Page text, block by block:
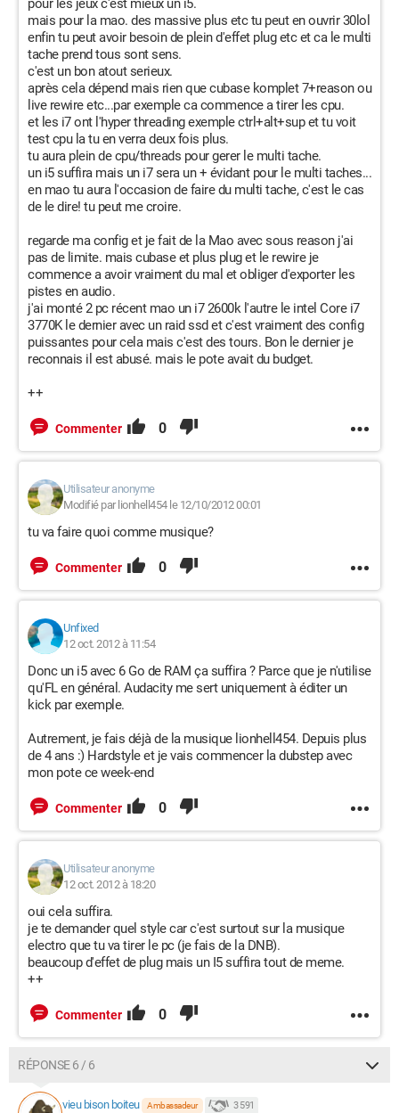
pour les jeux c'est mieux un i5.
mais pour la mao. des massive plus etc tu peut en ouvrir 30lol
enfin tu peut avoir besoin de plein d'effet plug etc et ca le multi
tache prend tous sont sens.
c'est un bon atout serieux.
après cela dépend mais rien que cubase komplet 7+reason ou
live rewire etc...par exemple ca commence a tirer les cpu.
et les i7 ont l'hyper threading exemple ctrl+alt+sup et tu voit
test cpu la tu en verra deux fois plus.
tu aura plein de cpu/threads pour gerer le multi tache.
un i5 suffira mais un i7 sera un + évidant pour le multi taches...
en mao tu aura l'occasion de faire du multi tache, c'est le cas
de le dire! tu peut me croire.
regarde ma config et je fait de la Mao avec sous reason j'ai
pas de limite. mais cubase et plus plug et le rewire je
commence a avoir vraiment du mal et obliger d'exporter les
pistes en audio.
j'ai monté 2 pc récent mao un i7 2600k l'autre le intel Core i7
3770K le dernier avec un raid ssd et c'est vraiment des config
puissantes pour cela mais c'est des tours. Bon le dernier je
reconnais il est abusé. mais le pote avait du budget.
++
Commenter 0
Utilisateur anonyme
Modifié par lionhell454 le 12/10/2012 00:01
tu va faire quoi comme musique?
Commenter 0
Unfixed
12 oct. 2012 à 11:54
Donc un i5 avec 6 Go de RAM ça suffira ? Parce que je n'utilise
qu'FL en général. Audacity me sert uniquement à éditer un
kick par exemple.
Autrement, je fais déjà de la musique lionhell454. Depuis plus
de 4 ans :) Hardstyle et je vais commencer la dubstep avec
mon pote ce week-end
Commenter 0
Utilisateur anonyme
12 oct. 2012 à 18:20
oui cela suffira.
je te demander quel style car c'est surtout sur la musique
electro que tu va tirer le pc (je fais de la DNB).
beaucoup d'effet de plug mais un I5 suffira tout de meme.
++
Commenter 0
RÉPONSE 6 / 6
vieu bison boiteu Ambassadeur 3 591